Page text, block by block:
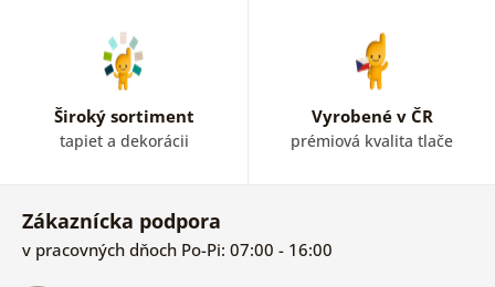
Široký sortiment
tapiet a dekorácii
Vyrobené v ČR
prémiová kvalita tlače
Zákaznícka podpora
v pracovných dňoch Po-Pi: 07:00 - 16:00